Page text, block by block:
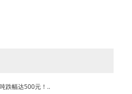
跌幅达500元！..